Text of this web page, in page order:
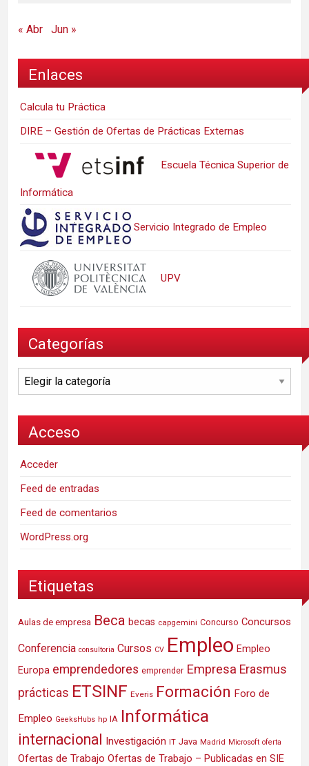
« Abr Jun »
Enlaces
Calcula tu Práctica
DIRE – Gestión de Ofertas de Prácticas Externas
Escuela Técnica Superior de
Informática
Servicio Integrado de Empleo
UPV
Categorías
Categorías
Acceso
Acceder
Feed de entradas
Feed de comentarios
WordPress.org
Etiquetas
Aulas de empresa Beca becas capgemini Concurso Concursos
Conferencia consultoria Cursos CV Empleo Empleo
Europa emprendedores emprender Empresa Erasmus
prácticas ETSINF Everis Formación Foro de
Empleo GeeksHubs hp IA Informática
internacional Investigación IT Java Madrid Microsoft oferta
Ofertas de Trabajo Ofertas de Trabajo – Publicadas en SIE